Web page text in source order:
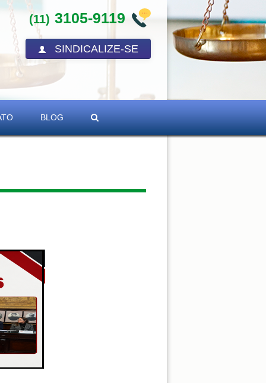
(11) 3105-9119
SINDICALIZE-SE
BLOG